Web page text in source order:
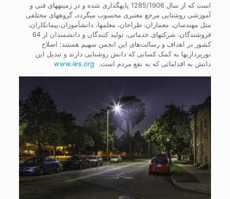
است که از سال 1285/1906 پایه‎گذاری شده و در زمینه‎های فنی و
آموزشی روشنایی مرجع معتبری محسوب می‎گردد، گروه‎های مختلفی
مثل مهندسان، معماران، طراحان، معلم‎ها، دانش‎آموزان،پیمان‎کاران،
فروشندگان، شرکت‎های خدماتی، تولید کنندگان و دانشمندان از 64
کشور در اهداف و رسالت‌های این انجمن سهیم هستند: اصلاح
نورپردازی‏ها به کمک کسانی که دانش روشنایی دارند و تبدیل این
دانش به اقداماتی که به نفع مردم است. www.ies.org